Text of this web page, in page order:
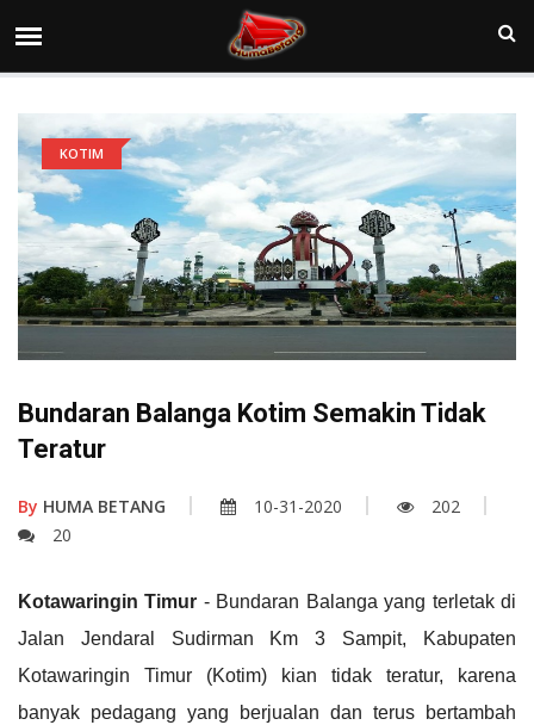
KOTIM
Bundaran Balanga Kotim Semakin Tidak
Teratur
By HUMA BETANG 10-31-2020
202
20
Kotawaringin Timur - Bundaran Balanga yang terletak di
Jalan Jendaral Sudirman Km 3 Sampit, Kabupaten
Kotawaringin Timur (Kotim) kian tidak teratur, karena
banyak pedagang yang berjualan dan terus bertambah